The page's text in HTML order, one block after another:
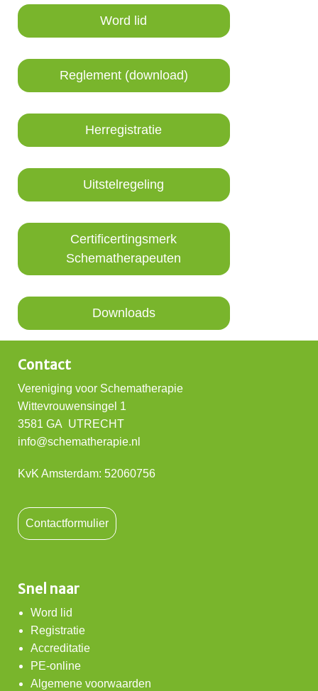
Word lid
Reglement (download)
Herregistratie
Uitstelregeling
Certificertingsmerk
Schematherapeuten
Downloads
Contact
Vereniging voor Schematherapie
Wittevrouwensingel 1
3581 GA UTRECHT
info@schematherapie.nl
KvK Amsterdam: 52060756
Contactformulier
Snel naar
Word lid
Registratie
Accreditatie
PE-online
Algemene voorwaarden